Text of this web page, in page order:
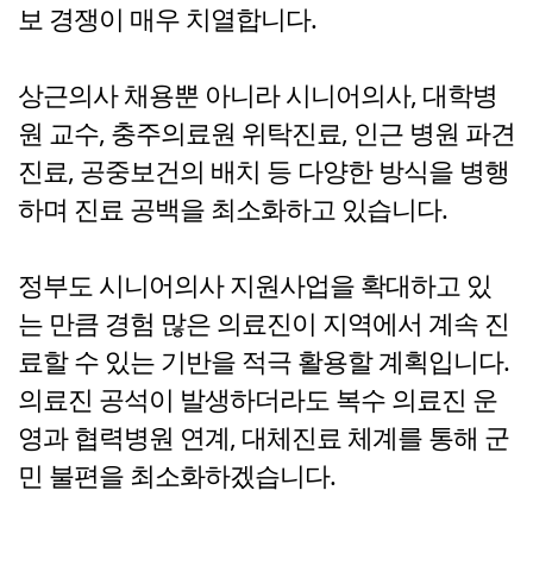
보 경쟁이 매우 치열합니다.
상근의사 채용뿐 아니라 시니어의사, 대학병
원 교수, 충주의료원 위탁진료, 인근 병원 파견
진료, 공중보건의 배치 등 다양한 방식을 병행
하며 진료 공백을 최소화하고 있습니다.
정부도 시니어의사 지원사업을 확대하고 있
는 만큼 경험 많은 의료진이 지역에서 계속 진
료할 수 있는 기반을 적극 활용할 계획입니다.
의료진 공석이 발생하더라도 복수 의료진 운
영과 협력병원 연계, 대체진료 체계를 통해 군
민 불편을 최소화하겠습니다.